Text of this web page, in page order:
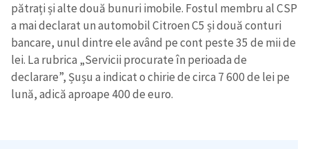
pătrați și alte două bunuri imobile. Fostul membru al CSP
a mai declarat un automobil Citroen C5 și două conturi
bancare, unul dintre ele având pe cont peste 35 de mii de
lei. La rubrica „Servicii procurate în perioada de
declarare”, Șușu a indicat o chirie de circa 7 600 de lei pe
lună, adică aproape 400 de euro.